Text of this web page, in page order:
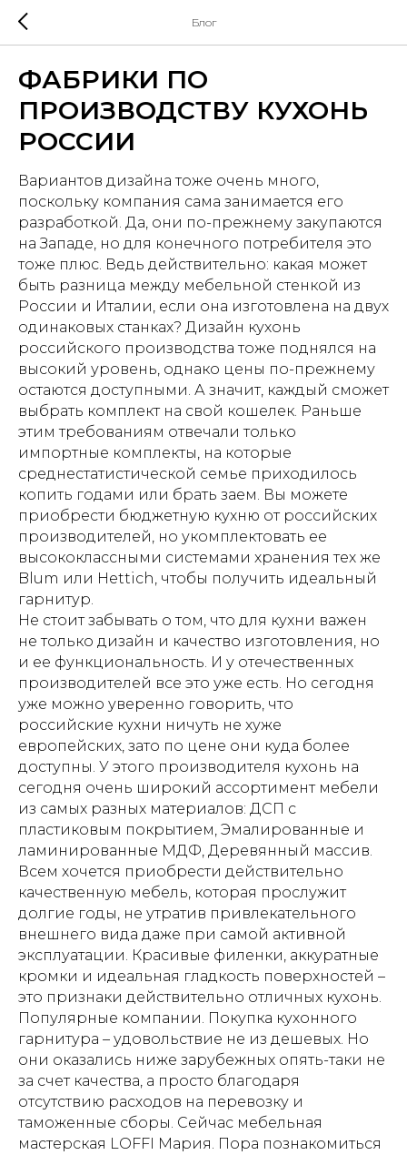
Блог
ФАБРИКИ ПО
ПРОИЗВОДСТВУ КУХОНЬ
РОССИИ
Вариантов дизайна тоже очень много,
поскольку компания сама занимается его
разработкой. Да, они по-прежнему закупаются
на Западе, но для конечного потребителя это
тоже плюс. Ведь действительно: какая может
быть разница между мебельной стенкой из
России и Италии, если она изготовлена на двух
одинаковых станках? Дизайн кухонь
российского производства тоже поднялся на
высокий уровень, однако цены по-прежнему
остаются доступными. А значит, каждый сможет
выбрать комплект на свой кошелек. Раньше
этим требованиям отвечали только
импортные комплекты, на которые
среднестатистической семье приходилось
копить годами или брать заем. Вы можете
приобрести бюджетную кухню от российских
производителей, но укомплектовать ее
высококлассными системами хранения тех же
Blum или Hettich, чтобы получить идеальный
гарнитур.
Не стоит забывать о том, что для кухни важен
не только дизайн и качество изготовления, но
и ее функциональность. И у отечественных
производителей все это уже есть. Но сегодня
уже можно уверенно говорить, что
российские кухни ничуть не хуже
европейских, зато по цене они куда более
доступны. У этого производителя кухонь на
сегодня очень широкий ассортимент мебели
из самых разных материалов: ДСП с
пластиковым покрытием, Эмалированные и
ламинированные МДФ, Деревянный массив.
Всем хочется приобрести действительно
качественную мебель, которая прослужит
долгие годы, не утратив привлекательного
внешнего вида даже при самой активной
эксплуатации. Красивые филенки, аккуратные
кромки и идеальная гладкость поверхностей –
это признаки действительно отличных кухонь.
Популярные компании. Покупка кухонного
гарнитура – удовольствие не из дешевых. Но
они оказались ниже зарубежных опять-таки не
за счет качества, а просто благодаря
отсутствию расходов на перевозку и
таможенные сборы. Сейчас мебельная
мастерская LOFFI Мария. Пора познакомиться